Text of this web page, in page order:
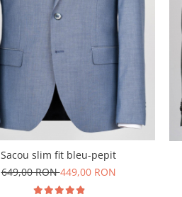
Sacou slim fit bleu-pepit
649,00 RON449,00 RON